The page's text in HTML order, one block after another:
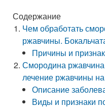
Содержание
Чем обработать
ржавчины.
Причины и
Смородина
лечение ржавчины
Описание
Виды и признаки